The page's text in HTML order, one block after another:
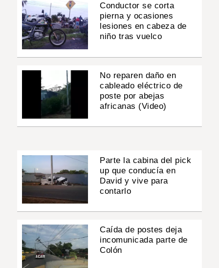
Conductor se corta
pierna y ocasiones
lesiones en cabeza de
niño tras vuelco
No reparen daño en
cableado eléctrico de
poste por abejas
africanas (Video)
Parte la cabina del pick
up que conducía en
David y vive para
contarlo
Caída de postes deja
incomunicada parte de
Colón